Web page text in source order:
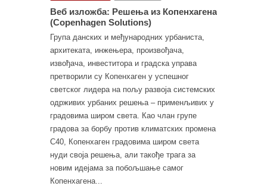
Веб изложба: Решења из Копенхагена
(Copenhagen Solutions)
Група данских и међународних урбаниста,
архитеката, инжењера, произвођача,
извођача, инвеститора и градска управа
претворили су Копенхаген у успешног
светског лидера на пољу развоја системских
одрживих урбаних решења – применљивих у
градовима широм света. Као члан групе
градова за борбу против климатских промена
C40, Копенхаген градовима широм света
нуди своја решења, али такође трага за
новим идејама за побољшање самог
Копенхагена...